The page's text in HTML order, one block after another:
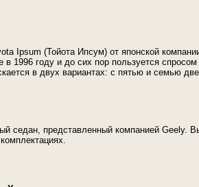
Ipsum (Тойота Ипсум) от японской
в 1996 году и до сих пор пользуется
в двух вариантах: с пятью и семью
седан, представленный компанией Geely.